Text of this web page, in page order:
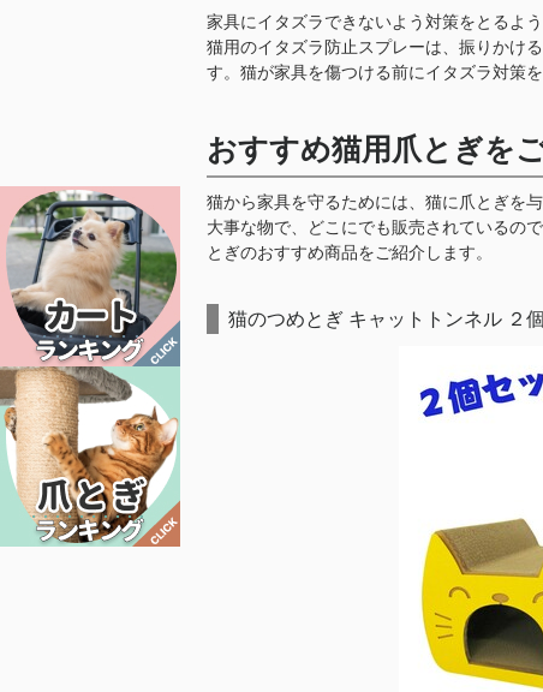
家具にイタズラできないよう対策をとるよう
猫用のイタズラ防止スプレーは、振りかけ
す。猫が家具を傷つける前にイタズラ対策
おすすめ猫用爪とぎを
猫から家具を守るためには、猫に爪とぎを
大事な物で、どこにでも販売されているの
とぎのおすすめ商品をご紹介します。
猫のつめとぎ キャットトンネル ２